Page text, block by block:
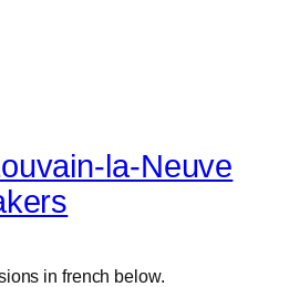
la-Neuve
in french below.